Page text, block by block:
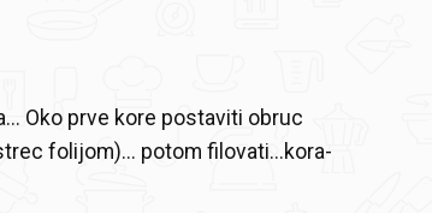
Oko prve kore postaviti obruc
folijom)... potom filovati...kora-